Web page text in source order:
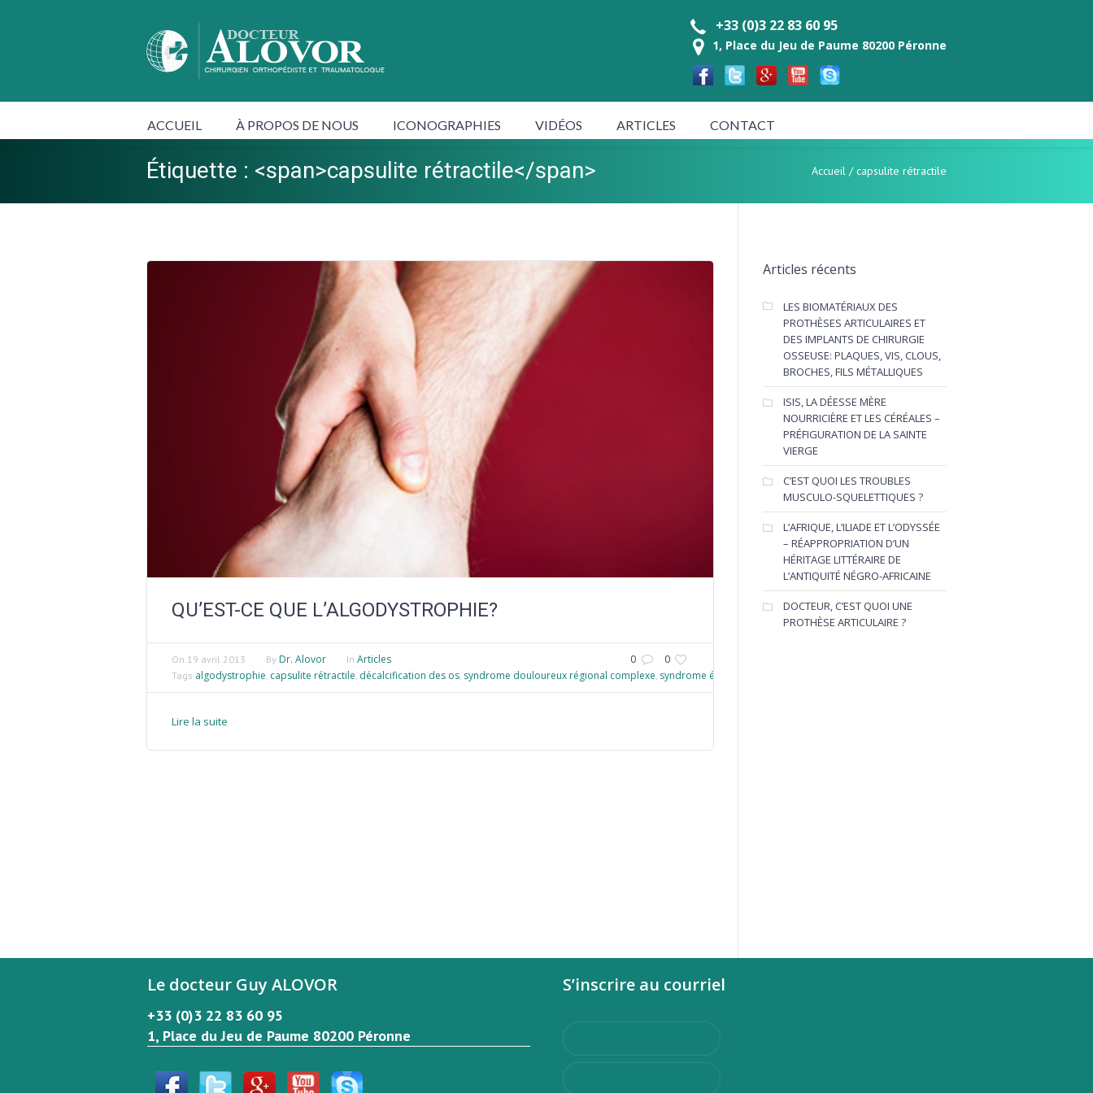
+33 (0)3 22 83 60 95
1, Place du Jeu de Paume 80200 Péronne
ACCUEIL À PROPOS DE NOUS ICONOGRAPHIES VIDÉOS ARTICLES CONTACT
Étiquette : <span>capsulite rétractile</span> Accueil /capsulite rétractile
QU’EST-CE QUE L’ALGODYSTROPHIE?
0 0
On 19 avril 2013 By Dr. Alovor In Articles
Tags algodystrophie capsulite rétractile décalcification des os syndrome douloureux régional complexe syndrome épaule-main
Lire la suite
Articles récents
LES BIOMATÉRIAUX DES
PROTHÈSES ARTICULAIRES ET
DES IMPLANTS DE CHIRURGIE
OSSEUSE: PLAQUES, VIS, CLOUS,
BROCHES, FILS MÉTALLIQUES
ISIS, LA DÉESSE MÈRE
NOURRICIÈRE ET LES CÉRÉALES –
PRÉFIGURATION DE LA SAINTE
VIERGE
C’EST QUOI LES TROUBLES
MUSCULO-SQUELETTIQUES ?
L’AFRIQUE, L’ILIADE ET L’ODYSSÉE
– RÉAPPROPRIATION D’UN
HÉRITAGE LITTÉRAIRE DE
L’ANTIQUITÉ NÉGRO-AFRICAINE
DOCTEUR, C’EST QUOI UNE
PROTHÈSE ARTICULAIRE ?
Le docteur Guy ALOVOR
+33 (0)3 22 83 60 95
1, Place du Jeu de Paume 80200 Péronne
S’inscrire au courriel